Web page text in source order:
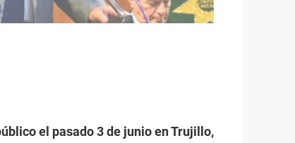
el pasado 3 de junio en Trujillo,